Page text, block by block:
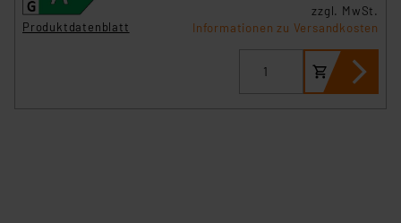
Produktdatenblatt
zzgl. MwSt.
Informationen zu Versandkosten